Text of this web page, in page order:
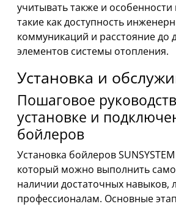
учитывать также и
такие как доступность
коммуникаций и расстояние до
элементов системы отопления.
Установка и
Пошаговое
установке и
бойлеров
Установка бойлеров
который можно выполнить
наличии достаточных навыков,
профессионалам. Основные